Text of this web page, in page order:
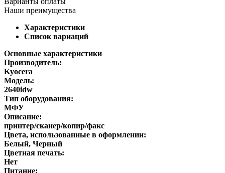
Наши преимущества
Характеристики
Список вариаций
Основные характеристики
Производитель:
Kyocera
Модель:
2640idw
Тип оборудования:
МФУ
Описание:
принтер/сканер/копир/факс
Цвета, использованные в оформлении:
Белый, Черный
Цветная печать:
Нет
Питание: